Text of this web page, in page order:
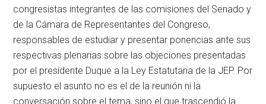
congresistas integrantes de las comisiones del Senado y
de la Cámara de Representantes del Congreso,
responsables de estudiar y presentar ponencias ante sus
respectivas plenarias sobre las objeciones presentadas
por el presidente Duque a la Ley Estatutaria de la JEP. Por
supuesto el asunto no es el de la reunión ni la
conversación sobre el tema, sino el que trascendió la